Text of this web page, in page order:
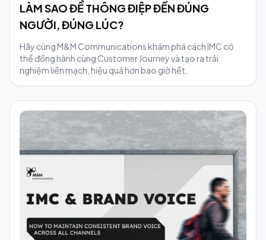
LÀM SAO ĐỂ THÔNG ĐIỆP ĐẾN ĐÚNG
NGƯỜI, ĐÚNG LÚC?
Hãy cùng M&M Communications khám phá cách IMC có
thể đồng hành cùng Customer Journey và tạo ra trải
nghiệm liền mạch, hiệu quả hơn bao giờ hết.